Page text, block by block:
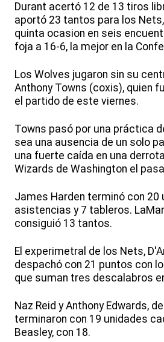
Durant acertó 12 de 13 tiros
aportó 23 tantos para los
quinta ocasion en seis
foja a 16-6, la mejor en la
Los Wolves jugaron sin su
Anthony Towns (coxis), quien
el partido de este viernes.
Towns pasó por una práctica
sea una ausencia de un solo
una fuerte caída en una
Wizards de Washington el
James Harden terminó con 20
asistencias y 7 tableros.
consiguió 13 tantos.
El experimetral de los Nets,
despachó con 21 puntos con
que suman tres descalabros
Naz Reid y Anthony Edwards,
terminaron con 19 unidades
Beasley, con 18.